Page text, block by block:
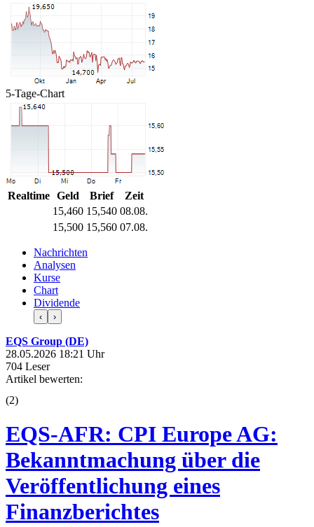
5-Tage-Chart
Realtime Geld Brief
Zeit
15,460 15,540 08.08.
15,500 15,560 07.08.
Nachrichten
Analysen
Kurse
Chart
Dividende
‹ ›
EQS Group (DE)
28.05.2026 18:21 Uhr
704 Leser
Artikel bewerten:
(2)
EQS-AFR: CPI Europe AG:
Bekanntmachung über die
Veröffentlichung eines
Finanzberichtes